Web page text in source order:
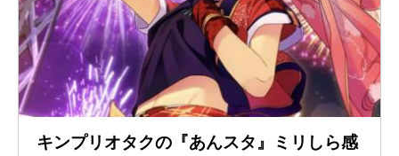
キンプリオタクの『あんスタ』ミリしら感